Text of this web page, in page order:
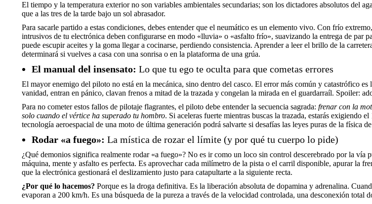
El tiempo y la temperatura exterior no son variables ambientales secundarias; son los dictadores absolutos del
que a las tres de la tarde bajo un sol abrasador.
Para sacarle partido a estas condiciones, debes entender que el neumático es un elemento vivo. Con frío
intrusivos de tu electrónica deben configurarse en modo «lluvia» o «asfalto frío», suavizando la entrega de par
puede escupir aceites y la goma llegar a cocinarse, perdiendo consistencia. Aprender a leer el brillo de la
determinará si vuelves a casa con una sonrisa o en la plataforma de una grúa.
El manual del insensato: Lo que tu ego te oculta para que cometas errores
El mayor enemigo del piloto no está en la mecánica, sino dentro del casco. El error más común y catastrófico
vanidad, entran en pánico, clavan frenos a mitad de la trazada y congelan la mirada en el guardarraíl. Spoiler:
Para no cometer estos fallos de pilotaje flagrantes, el piloto debe entender la secuencia sagrada: frenar con la
solo cuando el vértice ha superado tu hombro. Si aceleras fuerte mientras buscas la trazada, estarás exigiendo
tecnología aeroespacial de una moto de última generación podrá salvarte si desafías las leyes puras de la física de
Rodar «a fuego»: La mística de rozar el límite (y por qué tu cuerpo lo pide)
¿Qué demonios significa realmente rodar «a fuego»? No es ir como un loco sin control descerebrado por la vía
máquina, mente y asfalto es perfecta. Es aprovechar cada milímetro de la pista o el carril disponible, apurar la
que la electrónica gestionará el deslizamiento justo para catapultarte a la siguiente recta.
¿Por qué lo hacemos? Porque es la droga definitiva. Es la liberación absoluta de dopamina y adrenalina.
evaporan a 200 km/h. Es una búsqueda de la pureza a través de la velocidad controlada, una desconexión